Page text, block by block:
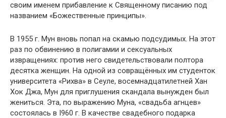
своим именем прибавление к Священному писанию под
названием «Божественные принципы».
В 1955 г. Мун вновь попал на скамью подсудимых. На этот
раз по обвинению в полигамии и сексуальных
извращениях: против него свидетельствовали полтора
десятка женщин. На одной из совращённых им студенток
университета «Рихва» в Сеуле, восемнадцатилетней Хан
Хок Джа, Мун для приглушения скандала вынужден был
жениться. Эта, по выражению Муна, «свадьба агнцев»
состоялась в I960 г. В качестве свадебного подарка